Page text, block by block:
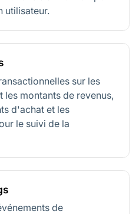
utilisateur.
sur les
les montants de revenus,
d'achat et les
le suivi de la
de